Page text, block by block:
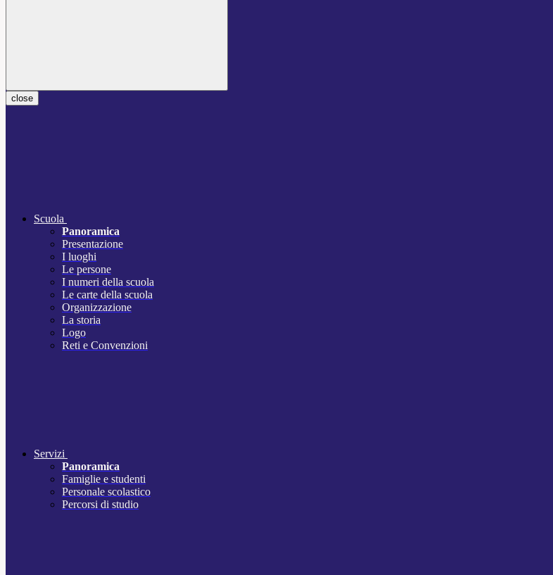
close
Scuola
Panoramica
Presentazione
I luoghi
Le persone
I numeri della scuola
Le carte della scuola
Organizzazione
La storia
Logo
Reti e Convenzioni
Servizi
Panoramica
Famiglie e studenti
Personale scolastico
Percorsi di studio